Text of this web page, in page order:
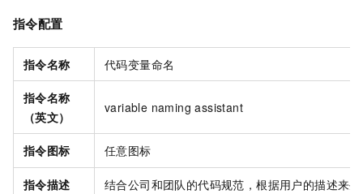
指令配置
指令名称 代码变量命名
指令名称
（英文）
variable naming assistant
指令图标 任意图标
指令描述 结合公司和团队的代码规范，根据用户的描述来